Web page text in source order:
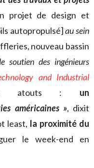
projet de design et
autopropulsé]au sein
nouveau bassin
soutien des ingénieurs
and Industrial
atouts : un
américaines », dixit
least, la proximité du
le week-end en